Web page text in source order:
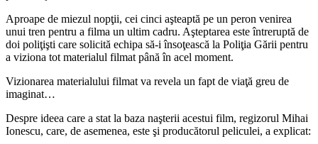
Aproape de miezul nopţii, cei cinci aşteaptă pe un peron venirea
unui tren pentru a filma un ultim cadru. Aşteptarea este întreruptă de
doi poliţişti care solicită echipa să-i însoţească la Poliţia Gării pentru
a viziona tot materialul filmat până în acel moment.
Vizionarea materialului filmat va revela un fapt de viaţă greu de
imaginat…
Despre ideea care a stat la baza naşterii acestui film, regizorul Mihai
Ionescu, care, de asemenea, este şi producătorul peliculei, a explicat: